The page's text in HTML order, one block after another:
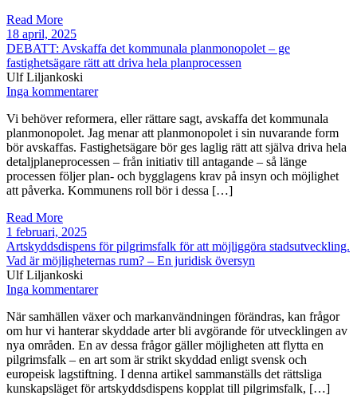
Read More
18 april, 2025
DEBATT: Avskaffa det kommunala planmonopolet – ge
fastighetsägare rätt att driva hela planprocessen
Ulf Liljankoski
Inga kommentarer
Vi behöver reformera, eller rättare sagt, avskaffa det kommunala
planmonopolet. Jag menar att planmonopolet i sin nuvarande form
bör avskaffas. Fastighetsägare bör ges laglig rätt att själva driva hela
detaljplaneprocessen – från initiativ till antagande – så länge
processen följer plan- och bygglagens krav på insyn och möjlighet
att påverka. Kommunens roll bör i dessa […]
Read More
1 februari, 2025
Artskyddsdispens för pilgrimsfalk för att möjliggöra stadsutveckling.
Vad är möjligheternas rum? – En juridisk översyn
Ulf Liljankoski
Inga kommentarer
När samhällen växer och markanvändningen förändras, kan frågor
om hur vi hanterar skyddade arter bli avgörande för utvecklingen av
nya områden. En av dessa frågor gäller möjligheten att flytta en
pilgrimsfalk – en art som är strikt skyddad enligt svensk och
europeisk lagstiftning. I denna artikel sammanställs det rättsliga
kunskapsläget för artskyddsdispens kopplat till pilgrimsfalk, […]